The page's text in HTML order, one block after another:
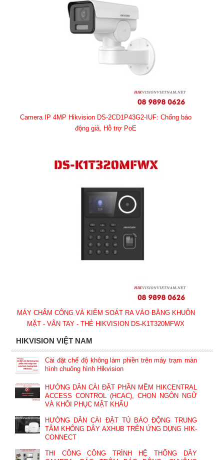
Camera IP 4MP Hikvision DS-2CD1P43G2-IUF: Chống báo
động giả, Hỗ trợ PoE
MÁY CHẤM CÔNG VÀ KIỂM SOÁT RA VÀO BẰNG KHUÔN
MẶT - VÂN TAY - THẺ HIKVISION DS-K1T320MFWX
HIKVISION VIỆT NAM
Cài đặt chế độ không làm phiền trên máy trạm màn
hình chuông hình Hikvision
HƯỚNG DẪN CÀI ĐẶT PHẦN MỀM HIKCENTRAL
ACCESS CONTROL (HCAC), CHỌN NGÔN NGỮ
VÀ KHÔI PHỤC MẬT KHẨU
HƯỚNG DẪN CÀI ĐẶT TỦ BÁO ĐỘNG TRUNG
TÂM KHÔNG DÂY AXHUB TRÊN ỨNG DỤNG HIK-
CONNECT
THI CÔNG CÔNG TRÌNH HỆ THỐNG DÂY